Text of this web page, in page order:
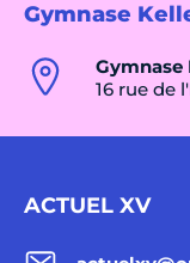
Gymnase
Gymnase
16 rue de
ACTUEL XV